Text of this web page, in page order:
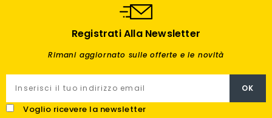
Registrati Alla Newsletter
Rimani aggiornato sulle offerte e le novità
Voglio ricevere la newsletter